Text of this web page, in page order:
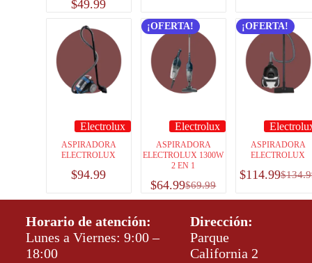
$49.99
Electrolux
ASPIRADORA
ELECTROLUX
$94.99
¡OFERTA!
Electrolux
ASPIRADORA
ELECTROLUX 1300W
2 EN 1
$69.99
$64.99
¡OFERTA!
ASPIRADORA
ELECTROLUX
$
$114.99
Horario de atención:
Lunes a Viernes: 9:00 –
18:00
Dirección:
Parque
California 2